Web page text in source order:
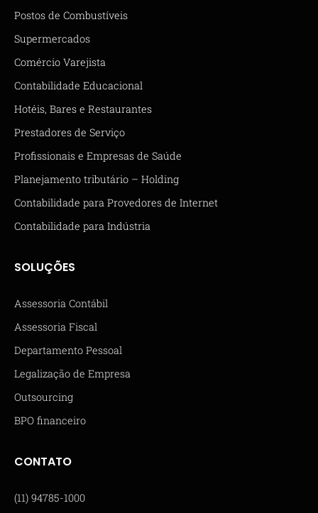
Postos de Combustíveis
Supermercados
Comércio Varejista
Contabilidade Educacional
Hotéis, Bares e Restaurantes
Prestadores de Serviço
Profissionais e Empresas de Saúde
Planejamento tributário – Holding
Contabilidade para Provedores de Internet
Contabilidade para Indústria
SOLUÇÕES
Assessoria Contábil
Assessoria Fiscal
Departamento Pessoal
Legalização de Empresa
Outsourcing
BPO financeiro
CONTATO
(11) 94785-1000